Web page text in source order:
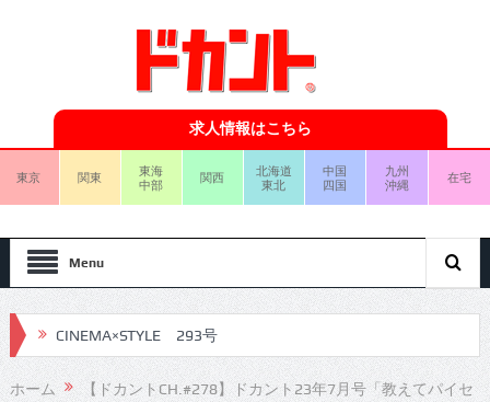
求人情報はこちら
東京 関東
東海
中部
関西
北海道
東北
中国
四国
九州
沖縄
在宅
Menu
CINEMA×STYLE 293号
CINEMA×STYLE 292号
ホーム
【ドカントCH.#278】ドカント23年7月号「教えてパイセ